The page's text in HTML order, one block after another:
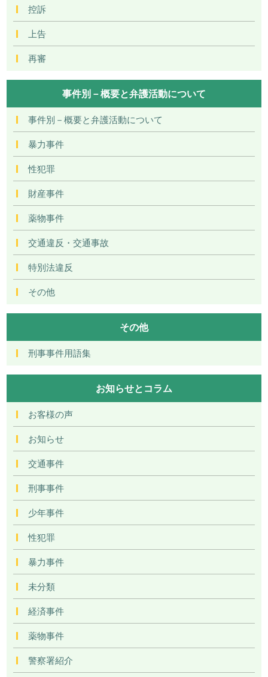
控訴
上告
再審
事件別－概要と弁護活動について
事件別－概要と弁護活動について
暴力事件
性犯罪
財産事件
薬物事件
交通違反・交通事故
特別法違反
その他
その他
刑事事件用語集
お知らせとコラム
お客様の声
お知らせ
交通事件
刑事事件
少年事件
性犯罪
暴力事件
未分類
経済事件
薬物事件
警察署紹介